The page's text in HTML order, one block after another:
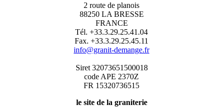
2 route de planois
88250 LA BRESSE
FRANCE
Tél. +33.3.29.25.41.04
Fax. +33.3.29.25.45.11
info@granit-demange.fr
Siret 32073651500018
code APE 2370Z
FR 15320736515
le site de la graniterie